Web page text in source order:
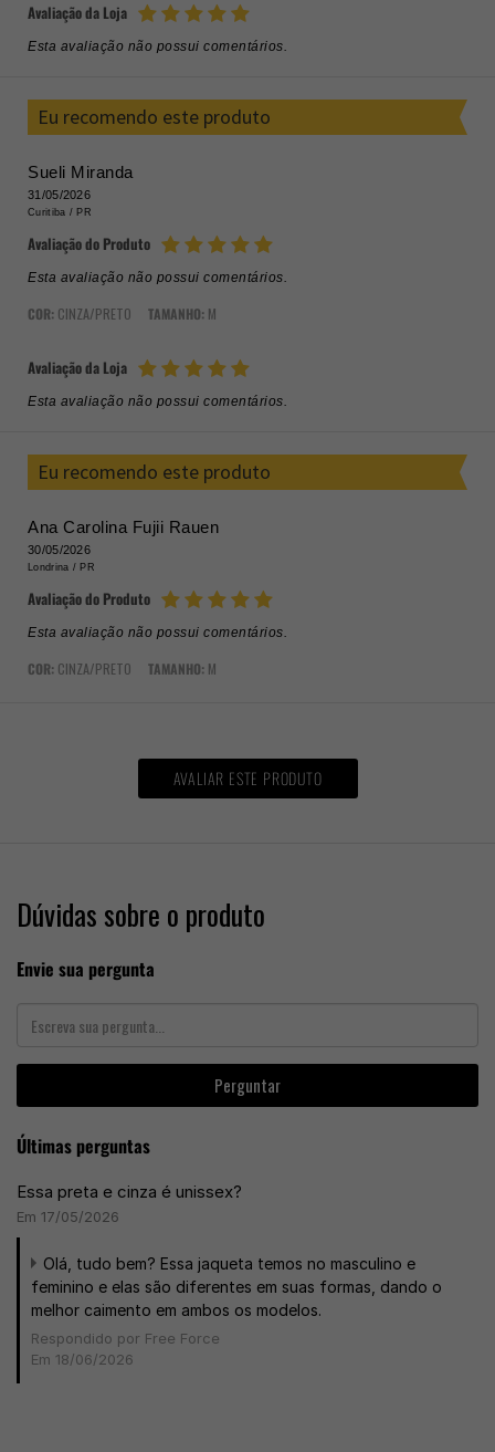
Avaliação da Loja
Esta avaliação não possui comentários.
Eu recomendo este produto
Sueli Miranda
31/05/2026
Curitiba / PR
Avaliação do Produto
Esta avaliação não possui comentários.
COR: CINZA/PRETO TAMANHO: M
Avaliação da Loja
Esta avaliação não possui comentários.
Eu recomendo este produto
Ana Carolina Fujii Rauen
30/05/2026
Londrina / PR
Avaliação do Produto
Esta avaliação não possui comentários.
COR: CINZA/PRETO TAMANHO: M
AVALIAR ESTE PRODUTO
Dúvidas sobre o produto
Envie sua pergunta
Perguntar
Últimas perguntas
Essa preta e cinza é unissex?
Em 17/05/2026
Olá, tudo bem? Essa jaqueta temos no masculino e
feminino e elas são diferentes em suas formas, dando o
melhor caimento em ambos os modelos.
Respondido por Free Force
Em 18/06/2026